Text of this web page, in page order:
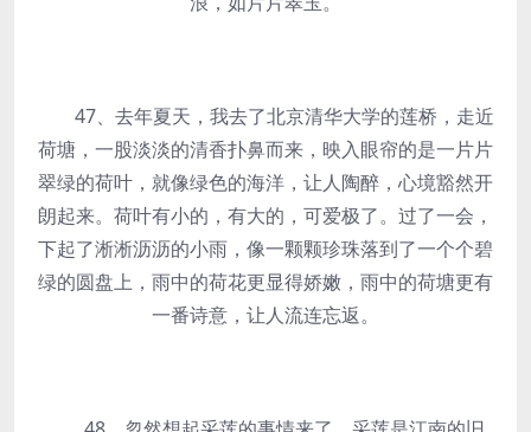
47、去年夏天，我去了北京清华大学的莲桥，走近
荷塘，一股淡淡的清香扑鼻而来，映入眼帘的是一片片
翠绿的荷叶，就像绿色的海洋，让人陶醉，心境豁然开
朗起来。荷叶有小的，有大的，可爱极了。过了一会，
下起了淅淅沥沥的小雨，像一颗颗珍珠落到了一个个碧
绿的圆盘上，雨中的荷花更显得娇嫩，雨中的荷塘更有
一番诗意，让人流连忘返。